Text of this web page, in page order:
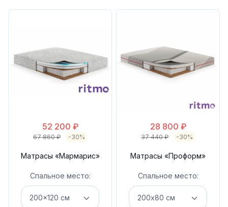
52 200 ₽
67 860₽ -30%
Матрасы «Мармарис»
Спальное место:
28 800 ₽
37 440₽ -30%
Матрасы «Проформ»
Спальное место: